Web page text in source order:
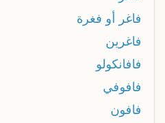
فاغر أو فغرة
فاغرين
فافانكولو
فافوفي
فافون